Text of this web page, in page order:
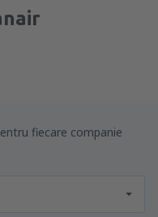
fiecare companie